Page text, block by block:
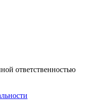
ответственностью